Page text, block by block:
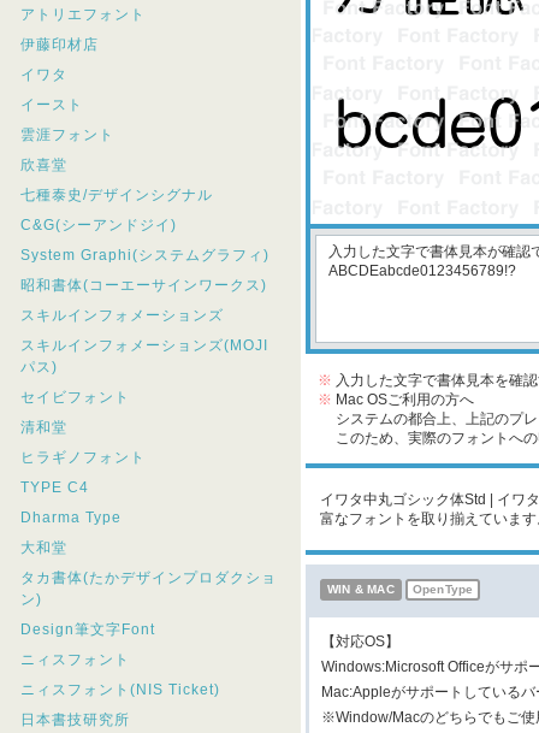
アトリエフォント
伊藤印材店
イワタ
イースト
雲涯フォント
欣喜堂
七種泰史/デザインシグナル
C&G(シーアンドジイ)
System Graphi(システムグラフィ)
昭和書体(コーエーサインワークス)
スキルインフォメーションズ
スキルインフォメーションズ(MOJI
パス)
セイビフォント
清和堂
ヒラギノフォント
TYPE C4
Dharma Type
大和堂
タカ書体(たかデザインプロダクショ
ン)
Design筆文字Font
ニィスフォント
ニィスフォント(NIS Ticket)
日本書技研究所
※ 入力した文字で書体見本を確
※ Mac OSご利用の方へ
システムの都合上、上記のプ
このため、実際のフォントへの
イワタ中丸ゴシック体Std | イワ
富なフォントを取り揃えていま
WIN & MAC OpenType
【対応OS】
Windows:Microsoft Officeがサポ
Mac:Appleがサポートしている
※Window/Macのどちらでもご使